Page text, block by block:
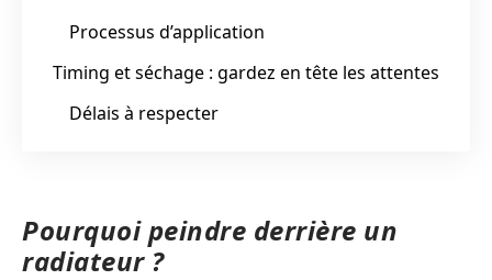
Processus d’application
Timing et séchage : gardez en tête les attentes
Délais à respecter
Pourquoi peindre derrière un
radiateur ?